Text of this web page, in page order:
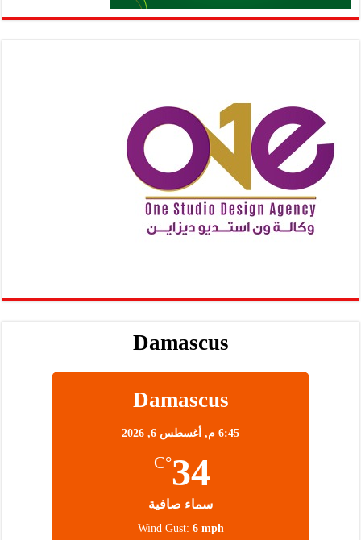
Damascus
Damascus
6:45 م, أغسطس 6, 2026
34
°C
سماء صافية
Wind Gust: 6 mph